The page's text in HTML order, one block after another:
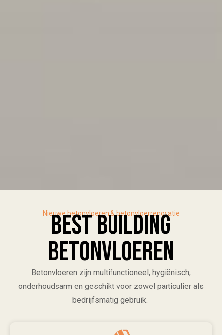
Nieuwe betonvloeren & betonvloerrenovatie
Best Building
Betonvloeren
Betonvloeren zijn multifunctioneel, hygiënisch,
onderhoudsarm en geschikt voor zowel particulier als
bedrijfsmatig gebruik.